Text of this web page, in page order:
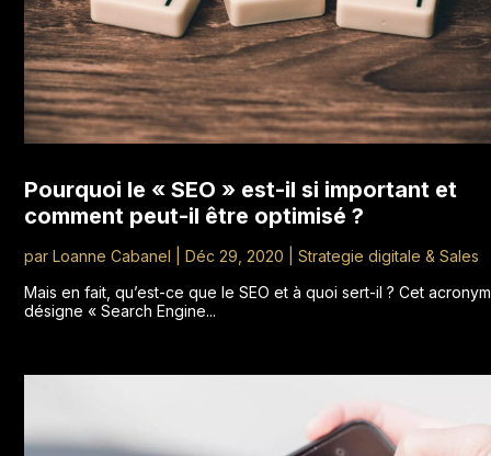
Pourquoi le « SEO » est-il si important et
comment peut-il être optimisé ?
parLoanne Cabanel |Déc 29, 2020 |Strategie digitale & Sales
Mais en fait, qu’est-ce que le SEO et à quoi sert-il ? Cet
désigne « Search Engine...